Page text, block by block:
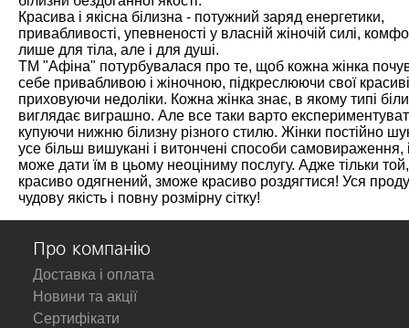
Красива і якісна білизна - потужний заряд енергетики,
привабливості, упевненості у власній жіночій силі,
лише для тіла, але і для душі.
ТМ "Афіна" потурбувалася про те, щоб кожна жінка
себе привабливою і жіночною, підкреслюючи свої
приховуючи недоліки. Кожна жінка знає, в якому типі
виглядає виграшно. Але все таки варто
купуючи нижню білизну різного стилю. Жінки постійно
усе більш вишукані і витончені способи самовираження,
може дати їм в цьому неоціниму послугу. Адже тільки
красиво одягнений, зможе красиво роздягтися! Уся
чудову якість і повну розмірну сітку!
Про компанію
Доставка і оплата
Новини та акції
Сертифікати